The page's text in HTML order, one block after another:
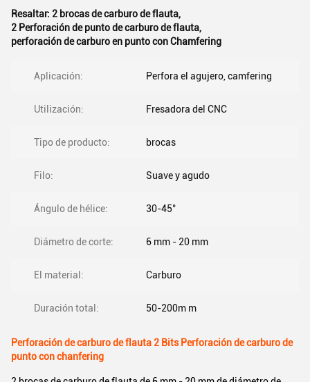
Resaltar: 2 brocas de carburo de flauta,
2 Perforación de punto de carburo de flauta,
perforación de carburo en punto con Chamfering
Aplicación: Perfora el agujero, camfering
Utilización: Fresadora del CNC
Tipo de producto: brocas
Filo: Suave y agudo
Ángulo de hélice: 30-45°
Diámetro de corte: 6 mm - 20 mm
El material: Carburo
Duración total: 50-200m m
Perforación de carburo de flauta 2 Bits Perforación de carburo de
punto con chanfering